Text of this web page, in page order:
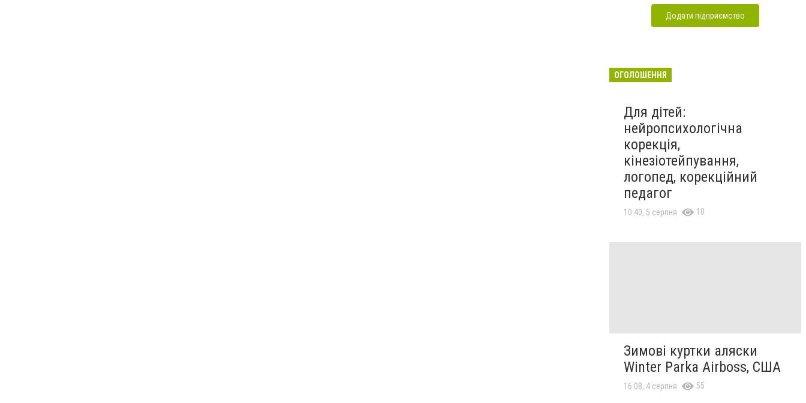
Додати підприємство
ОГОЛОШЕННЯ
Для дітей:
нейропсихологічна
корекція,
кінезіотейпування,
логопед, корекційний
педагог
10:40, 5 серпня 10
Зимові куртки аляски
Winter Parka Airboss, США
16:08, 4 серпня 55